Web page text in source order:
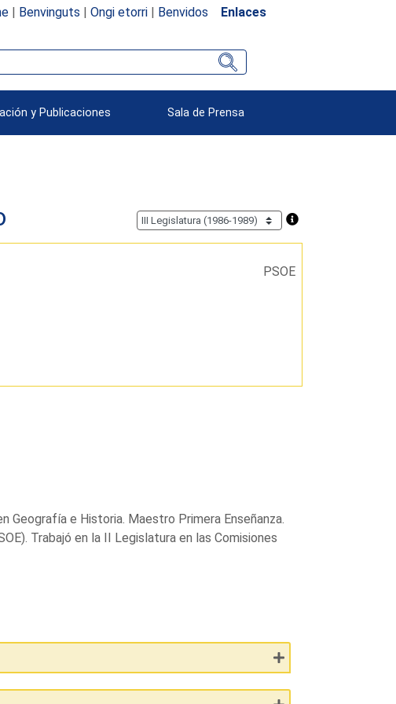
| Benvinguts | Ongi etorri| Benvidos Enlaces
y Publicaciones Sala de Prensa
PSOE
Geografía e Historia. Maestro Primera Enseñanza.
Trabajó en la II Legislatura en las Comisiones